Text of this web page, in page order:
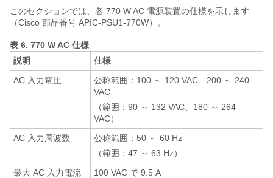
このセクションでは、各 770 W AC 電源装置の仕様を示します
（Cisco 部品番号 APIC-PSU1-770W）。
表 6. 770 W AC 仕様
説明
仕様
AC 入力電圧
公称範囲：100 ～ 120 VAC、200 ～ 240
VAC
（範囲：90 ～ 132 VAC、180 ～ 264
VAC）
AC 入力周波数
公称範囲：50 ～ 60 Hz
（範囲：47 ～ 63 Hz）
最大 AC 入力電流
100 VAC で 9.5 A